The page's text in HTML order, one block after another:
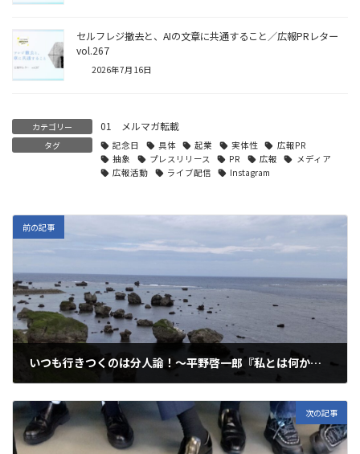
セルフレジ撤去と、AIの文章に共通すること／広報PRレター
vol.267
2026年7月16日
カテゴリー 01 メルマガ転載
タグ 記念日 具体 起業 実体性
広報PR
抽象
プレスリリース PR 広報
メディア
広報活動
ライブ配信 Instagram
前の記事
いつも行きつくのは分人論！～平野啓一郎『私とは何か』アゲイン～
次の記事